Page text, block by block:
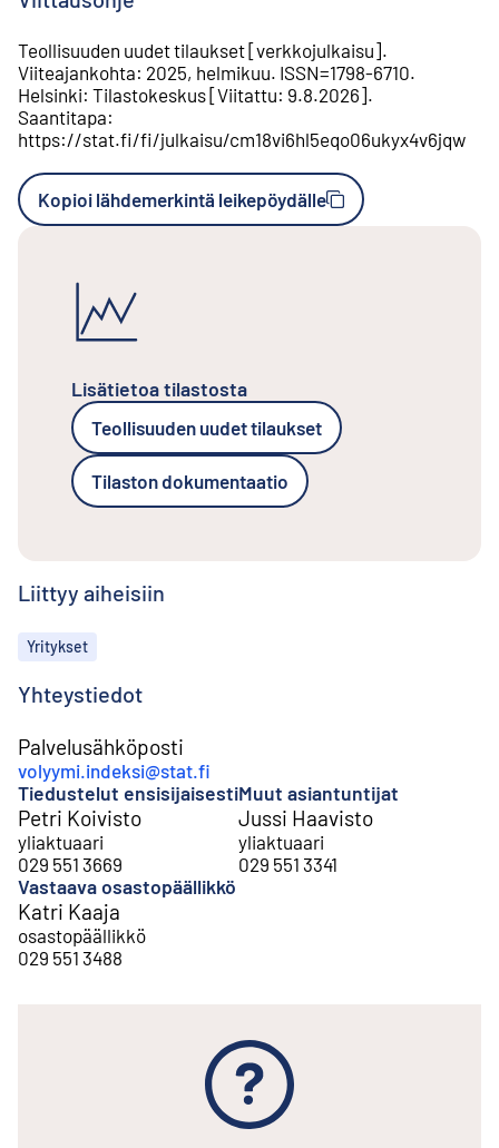
Teollisuuden uudet tilaukset [verkkojulkaisu].
Viiteajankohta: 2025, helmikuu. ISSN=1798-6710.
Helsinki: Tilastokeskus [Viitattu: 9.8.2026].
Saantitapa:
https://stat.fi/fi/julkaisu/cm18vi6hl5eqo06ukyx4v6jqw
Kopioi lähdemerkintä leikepöydälle
Lisätietoa tilastosta
Teollisuuden uudet tilaukset
Tilaston dokumentaatio
Liittyy aiheisiin
Aiheet
Yritykset
Yhteystiedot
Palvelusähköposti
volyymi.indeksi@stat.fi
Tiedustelut ensisijaisesti
Petri Koivisto
yliaktuaari
029 551 3669
Muut asiantuntijat
Jussi Haavisto
yliaktuaari
029 551 3341
Vastaava osastopäällikkö
Katri Kaaja
osastopäällikkö
029 551 3488